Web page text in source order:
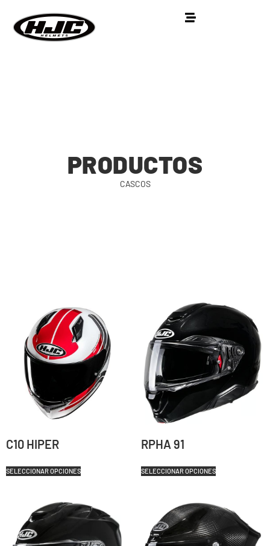
PRODUCTOS
CASCOS
C10 HIPER
SELECCIONAR OPCIONES
RPHA 91
SELECCIONAR OPCIONES